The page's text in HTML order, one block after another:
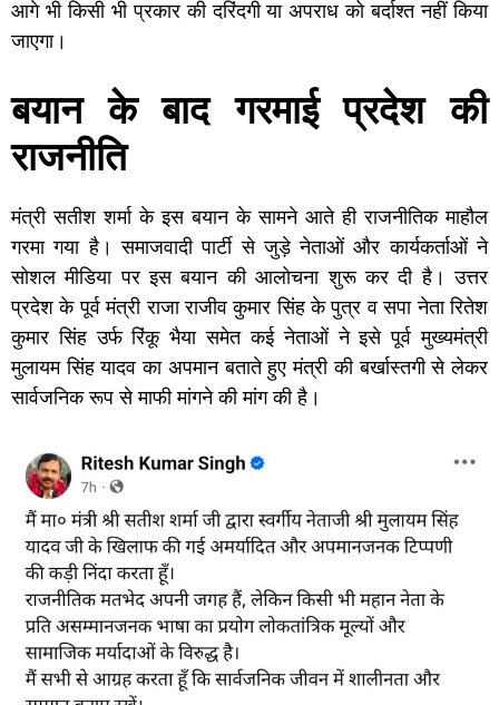
आगे भी किसी भी प्रकार की दरिंदगी या अपराध को बर्दाश्त नहीं किया
जाएगा।
बयान के बाद गरमाई प्रदेश की
राजनीति
मंत्री सतीश शर्मा के इस बयान के सामने आते ही राजनीतिक माहौल
गरमा गया है। समाजवादी पार्टी से जुड़े नेताओं और कार्यकर्ताओं ने
सोशल मीडिया पर इस बयान की आलोचना शुरू कर दी है। उत्तर
प्रदेश के पूर्व मंत्री राजा राजीव कुमार सिंह के पुत्र व सपा नेता रितेश
कुमार सिंह उर्फ रिंकू भैया समेत कई नेताओं ने इसे पूर्व मुख्यमंत्री
मुलायम सिंह यादव का अपमान बताते हुए मंत्री की बर्खास्तगी से लेकर
सार्वजनिक रूप से माफी मांगने की मांग की है।